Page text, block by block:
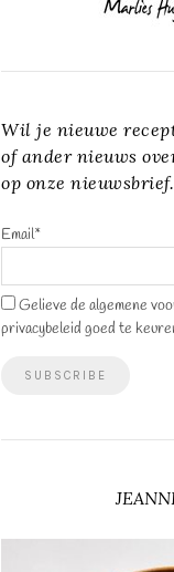
Wil je nieuwe
of ander nieuws
op onze nieuwsbrief.
Email*
Gelieve de algemene
privacybeleid goed te